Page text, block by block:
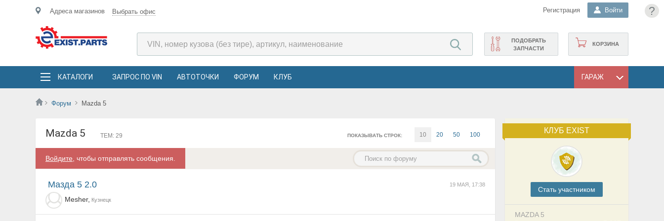
?
Адреса магазинов Выбрать офис Регистрация Войти
КОРЗИНА
ПОДОБРАТЬ
ЗАПЧАСТИ
КАТАЛОГИ ЗАПРОС ПО VIN АВТОТОЧКИ ФОРУМ КЛУБ ГАРАЖ
Форум Mazda 5
КЛУБ EXIST
Cтать участником
MAZDA 5
Mazda 5 ПОКАЗЫВАТЬ СТРОК: 10 20 50 100
ТЕМ: 29
Войдите , чтобы отправлять сообщения.
19 МАЯ, 17:38
Мазда 5 2.0
Mesher, Кузнецк